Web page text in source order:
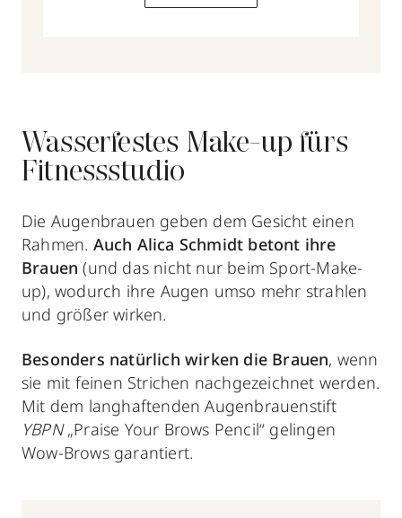
Wasserfestes Make-up fürs
Fitnessstudio
Die Augenbrauen geben dem Gesicht einen
Rahmen. Auch Alica Schmidt betont ihre
Brauen(und das nicht nur beim Sport-Make-
up), wodurch ihre Augen umso mehr strahlen
und größer wirken.
Besonders natürlich wirken die Brauen, wenn
sie mit feinen Strichen nachgezeichnet werden.
Mit dem langhaftenden Augenbrauenstift
YBPN„Praise Your Brows Pencil“ gelingen
Wow-Brows garantiert.